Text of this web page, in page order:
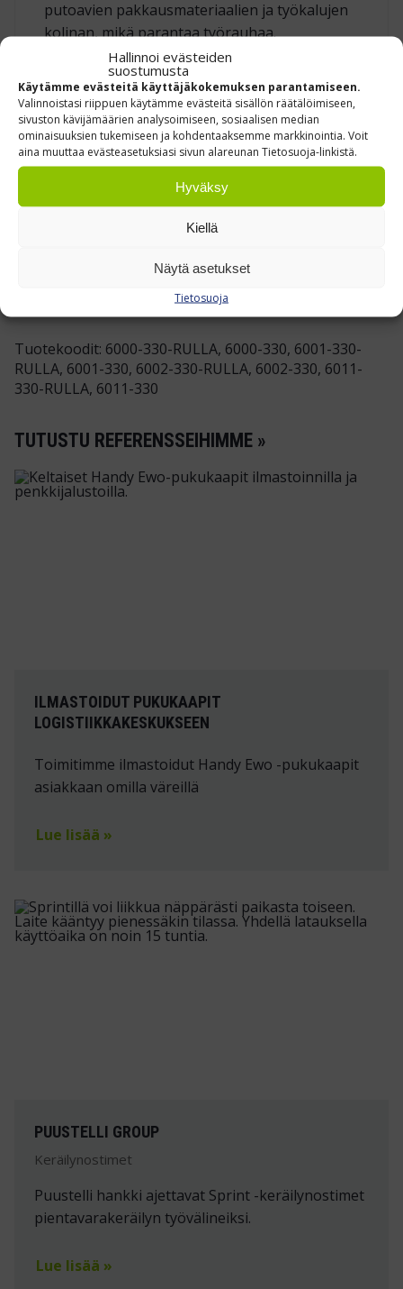
Hallinnoi evästeiden
suostumusta
Käytämme evästeitä käyttäjäkokemuksen parantamiseen.
Valinnoistasi riippuen käytämme evästeitä sisällön räätälöimiseen,
sivuston kävijämäärien analysoimiseen, sosiaalisen median
ominaisuuksien tukemiseen ja kohdentaaksemme markkinointia. Voit
aina muuttaa evästeasetuksiasi sivun alareunan Tietosuoja-linkistä.
Hyväksy
Kiellä
Näytä asetukset
Tietosuoja
putoavien pakkaus­materiaalien ja työkalujen
kolinan, mikä parantaa työrauhaa.
KEVYISIIN PROSESSEIHIN – EI ALTISTU
ÖLJYLLE
Yoga Meter soveltuu erinomaisesti kuiville
pakkauslinjoille, kokoonpanoasemille ja
asiakaspalvelutiskeille. Huomioithan, että
matto ei kestä jatkuvaa öljy‑ tai
kemikaalialtistusta – raskaan teollisuuden
öljynkestävällä matolla.
Tuotekoodit: 6000-330-RULLA, 6000-330, 6001-330-
RULLA, 6001-330, 6002-330-RULLA, 6002-330, 6011-
330-RULLA, 6011-330
TUTUSTU REFERENSSEIHIMME »
ILMASTOIDUT PUKUKAAPIT
LOGISTIIKKAKESKUKSEEN
Toimitimme ilmastoidut Handy Ewo -pukukaapit
asiakkaan omilla väreillä
Lue lisää »
PUUSTELLI GROUP
Keräilynostimet
Puustelli hankki ajettavat Sprint -keräilynostimet
pientavarakeräilyn työvälineiksi.
Lue lisää »